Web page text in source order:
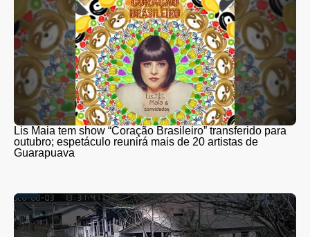
Lis Maia tem show “Coração Brasileiro” transferido para
outubro; espetáculo reunirá mais de 20 artistas de
Guarapuava